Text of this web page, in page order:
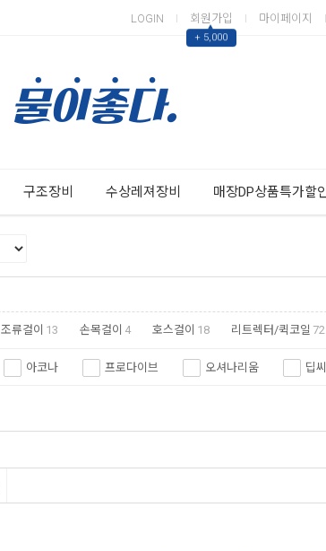
LOGIN 회원가입
▲
+ 5,000
마이페이지
구조장비 수상레져장비 매장DP상품특가할
조류걸이 13 손목걸이 4 호스걸이 18 리트렉터/퀵코일 72
아코나 프로다이브 오셔나리움 딥씨